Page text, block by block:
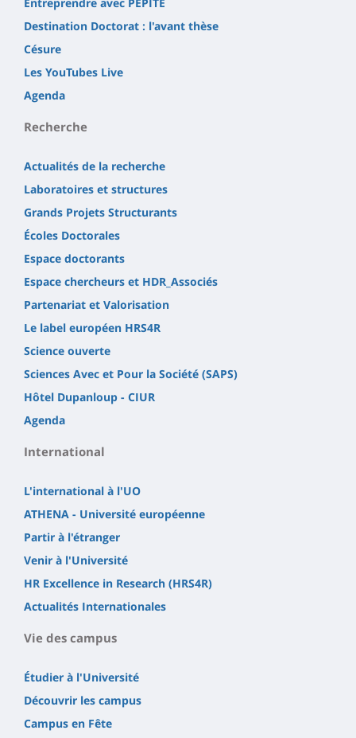
Destination Doctorat : l'avant thèse
Césure
Les YouTubes Live
Agenda
Recherche
Actualités de la recherche
Laboratoires et structures
Grands Projets Structurants
Écoles Doctorales
Espace doctorants
Espace chercheurs et HDR_Associés
Partenariat et Valorisation
Le label européen HRS4R
Science ouverte
Sciences Avec et Pour la Société (SAPS)
Hôtel Dupanloup - CIUR
Agenda
International
L'international à l'UO
ATHENA - Université européenne
Partir à l'étranger
Venir à l'Université
HR Excellence in Research (HRS4R)
Actualités Internationales
Vie des campus
Étudier à l'Université
Découvrir les campus
Campus en Fête